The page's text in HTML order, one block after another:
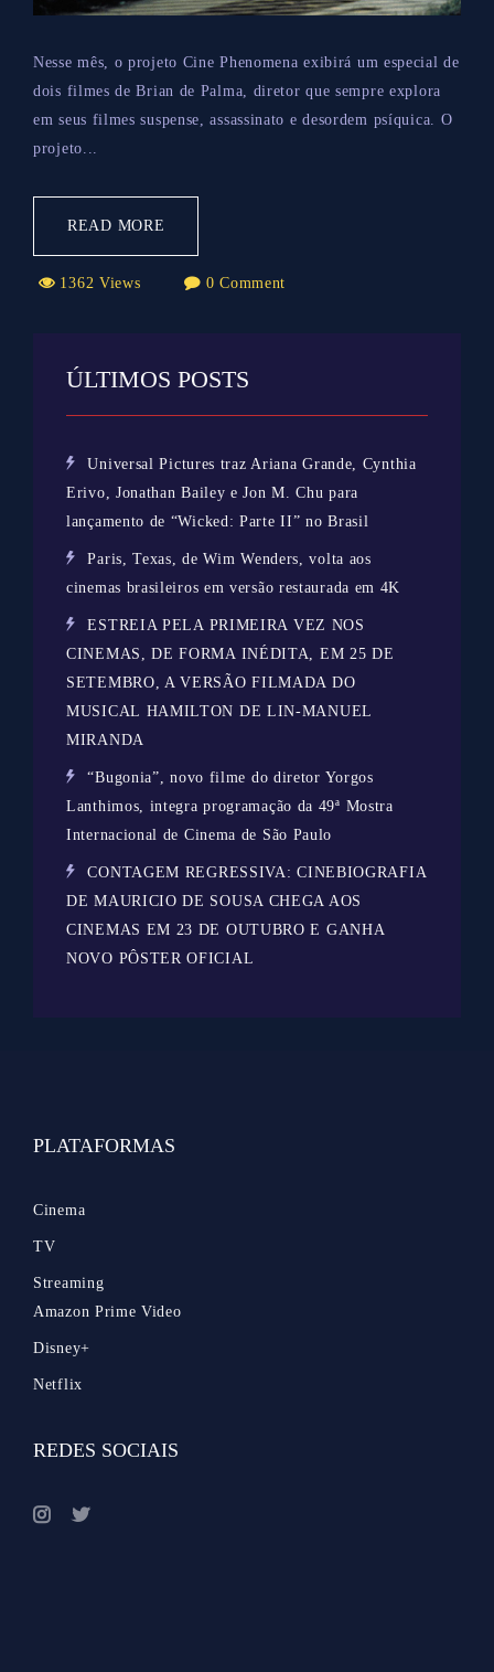
Nesse mês, o projeto Cine Phenomena exibirá um especial de
dois filmes de Brian de Palma, diretor que sempre explora
em seus filmes suspense, assassinato e desordem psíquica. O
projeto...
READ MORE
1362 Views 0 Comment
ÚLTIMOS POSTS
Universal Pictures traz Ariana Grande, Cynthia
Erivo, Jonathan Bailey e Jon M. Chu para
lançamento de “Wicked: Parte II” no Brasil
Paris, Texas, de Wim Wenders, volta aos
cinemas brasileiros em versão restaurada em 4K
ESTREIA PELA PRIMEIRA VEZ NOS
CINEMAS, DE FORMA INÉDITA, EM 25 DE
SETEMBRO, A VERSÃO FILMADA DO
MUSICAL HAMILTON DE LIN-MANUEL
MIRANDA
“Bugonia”, novo filme do diretor Yorgos
Lanthimos, integra programação da 49ª Mostra
Internacional de Cinema de São Paulo
CONTAGEM REGRESSIVA: CINEBIOGRAFIA
DE MAURICIO DE SOUSA CHEGA AOS
CINEMAS EM 23 DE OUTUBRO E GANHA
NOVO PÔSTER OFICIAL
PLATAFORMAS
Cinema
TV
Streaming
Amazon Prime Video
Disney+
Netflix
REDES SOCIAIS